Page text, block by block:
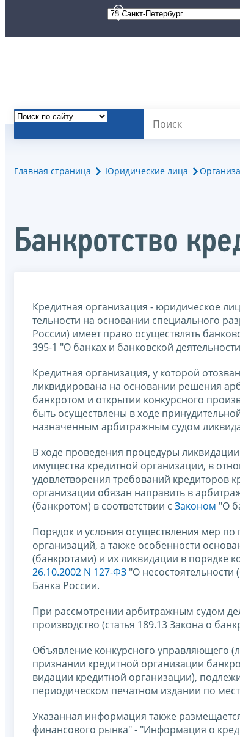
Главная страница Юридические лица
Банкротство
Кредитная организация - юридическое
тельности на основании специального
России) имеет право осуществлять
395-1 "О банках и банковской
Кредитная организация, у которой
ликвидирована на основании решения
банкротом и открытии конкурсного
быть осуществлены в ходе
назначенным арбитражным судом
В ходе проведения процедуры
имущества кредитной организации, в
удовлетворения требований кредиторов
организации обязан направить в
(банкротом) в соответствии с Законом "О
Порядок и условия осуществления мер по
организаций, а также особенности
(банкротами) и их ликвидации в порядке
26.10.2002 N 127-ФЗ "О несостоятельности
Банка России.
При рассмотрении арбитражным судом
производство (статья 189.13 Закона о
Объявление конкурсного управляющего
признании кредитной организации
видации кредитной организации),
периодическом печатном издании по
Указанная информация также
финансового рынка" - "Информация о